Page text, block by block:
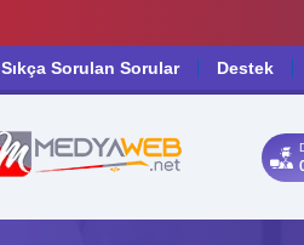
Sıkça Sorulan Sorular Destek